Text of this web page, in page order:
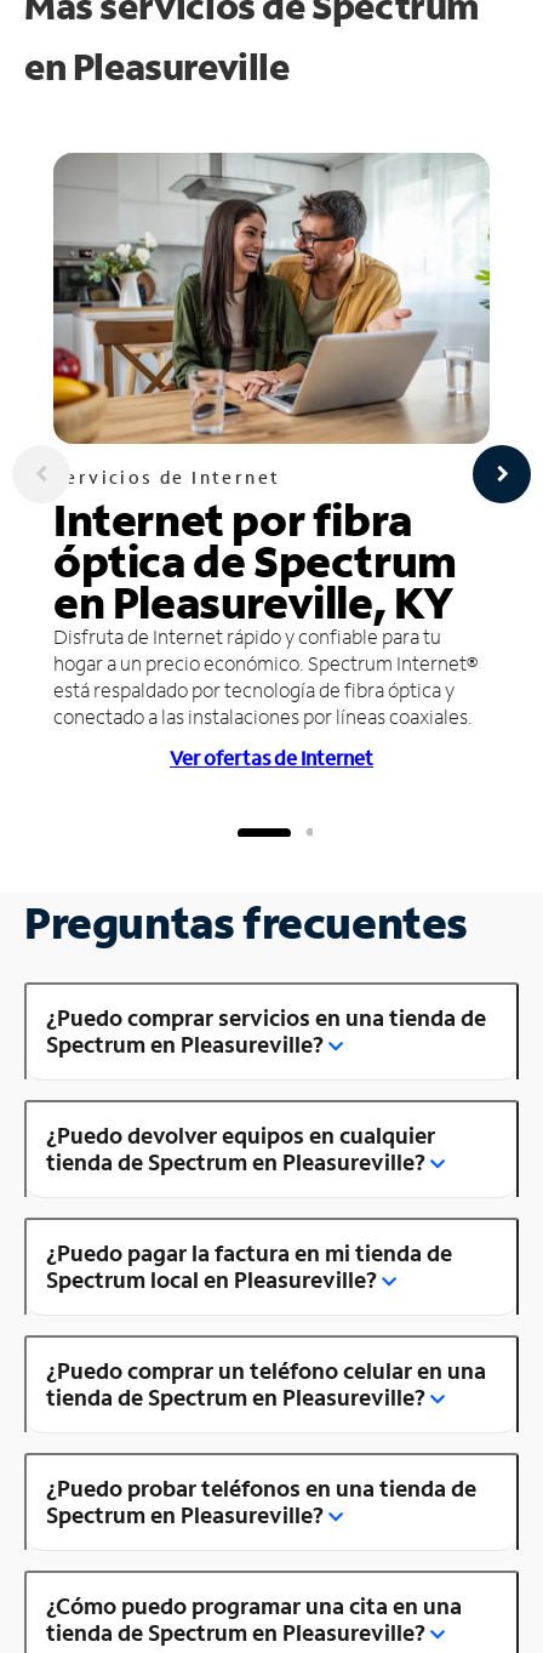
en Pleasureville
Servicios de Internet
Internet por fibra
óptica de Spectrum
en Pleasureville, KY
Disfruta de Internet rápido y confiable para tu
hogar a un precio económico. Spectrum Internet®
está respaldado por tecnología de fibra óptica y
conectado a las instalaciones por líneas coaxiales.
Ver ofertas de Internet
Preguntas frecuentes
¿Puedo comprar servicios en una tienda de
Spectrum en Pleasureville?
¿Puedo devolver equipos en cualquier
tienda de Spectrum en Pleasureville?
¿Puedo pagar la factura en mi tienda de
Spectrum local en Pleasureville?
¿Puedo comprar un teléfono celular en una
tienda de Spectrum en Pleasureville?
¿Puedo probar teléfonos en una tienda de
Spectrum en Pleasureville?
¿Cómo puedo programar una cita en una
tienda de Spectrum en Pleasureville?